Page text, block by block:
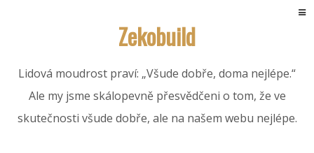
Zekobuild
Lidová moudrost praví: „Všude dobře, doma nejlépe.“
Ale my jsme skálopevně přesvědčeni o tom, že ve
skutečnosti všude dobře, ale na našem webu nejlépe.